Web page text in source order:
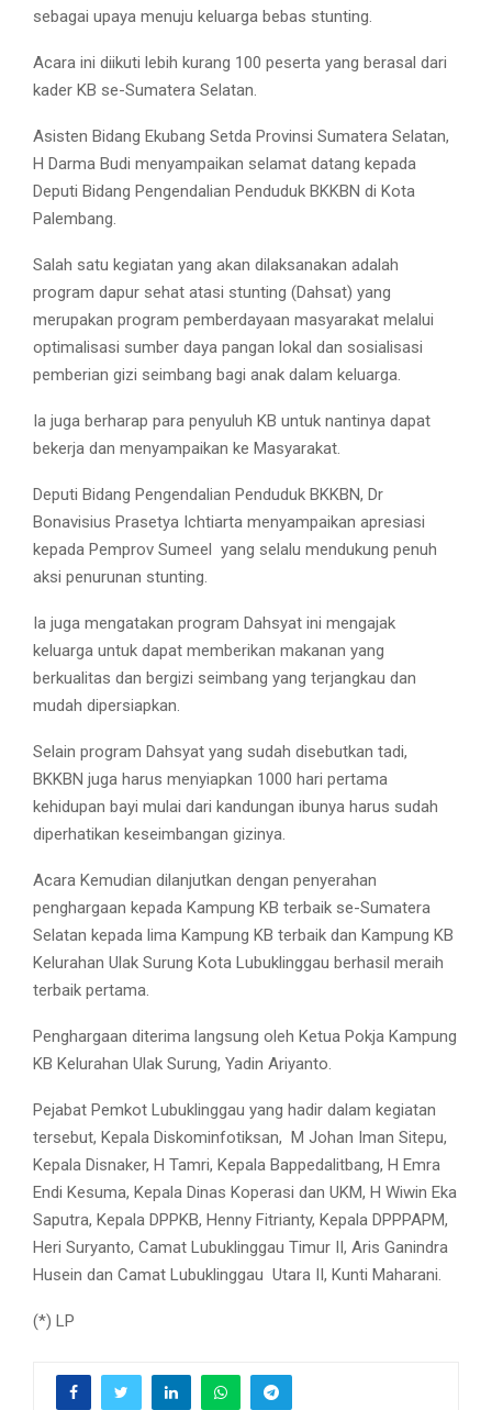
sebagai upaya menuju keluarga bebas stunting.
Acara ini diikuti lebih kurang 100 peserta yang berasal dari
kader KB se-Sumatera Selatan.
Asisten Bidang Ekubang Setda Provinsi Sumatera Selatan,
H Darma Budi menyampaikan selamat datang kepada
Deputi Bidang Pengendalian Penduduk BKKBN di Kota
Palembang.
Salah satu kegiatan yang akan dilaksanakan adalah
program dapur sehat atasi stunting (Dahsat) yang
merupakan program pemberdayaan masyarakat melalui
optimalisasi sumber daya pangan lokal dan sosialisasi
pemberian gizi seimbang bagi anak dalam keluarga.
Ia juga berharap para penyuluh KB untuk nantinya dapat
bekerja dan menyampaikan ke Masyarakat.
Deputi Bidang Pengendalian Penduduk BKKBN, Dr
Bonavisius Prasetya Ichtiarta menyampaikan apresiasi
kepada Pemprov Sumeel yang selalu mendukung penuh
aksi penurunan stunting.
Ia juga mengatakan program Dahsyat ini mengajak
keluarga untuk dapat memberikan makanan yang
berkualitas dan bergizi seimbang yang terjangkau dan
mudah dipersiapkan.
Selain program Dahsyat yang sudah disebutkan tadi,
BKKBN juga harus menyiapkan 1000 hari pertama
kehidupan bayi mulai dari kandungan ibunya harus sudah
diperhatikan keseimbangan gizinya.
Acara Kemudian dilanjutkan dengan penyerahan
penghargaan kepada Kampung KB terbaik se-Sumatera
Selatan kepada lima Kampung KB terbaik dan Kampung KB
Kelurahan Ulak Surung Kota Lubuklinggau berhasil meraih
terbaik pertama.
Penghargaan diterima langsung oleh Ketua Pokja Kampung
KB Kelurahan Ulak Surung, Yadin Ariyanto.
Pejabat Pemkot Lubuklinggau yang hadir dalam kegiatan
tersebut, Kepala Diskominfotiksan, M Johan Iman Sitepu,
Kepala Disnaker, H Tamri, Kepala Bappedalitbang, H Emra
Endi Kesuma, Kepala Dinas Koperasi dan UKM, H Wiwin Eka
Saputra, Kepala DPPKB, Henny Fitrianty, Kepala DPPPAPM,
Heri Suryanto, Camat Lubuklinggau Timur II, Aris Ganindra
Husein dan Camat Lubuklinggau Utara II, Kunti Maharani.
(*) LP